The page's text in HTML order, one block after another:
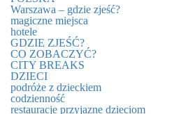
Warszawa – gdzie zjeść?
magiczne miejsca
hotele
GDZIE ZJEŚĆ?
CO ZOBACZYĆ?
CITY BREAKS
DZIECI
podróże z dzieckiem
codzienność
restauracje przyjazne dzieciom